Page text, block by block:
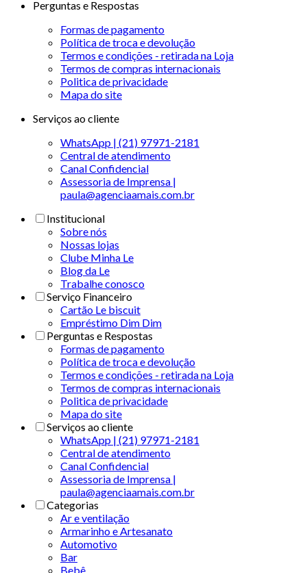
Perguntas e Respostas
Formas de pagamento
Política de troca e devolução
Termos e condições - retirada na Loja
Termos de compras internacionais
Politica de privacidade
Mapa do site
Serviços ao cliente
WhatsApp | (21) 97971-2181
Central de atendimento
Canal Confidencial
Assessoria de Imprensa |
paula@agenciaamais.com.br
Institucional
Sobre nós
Nossas lojas
Clube Minha Le
Blog da Le
Trabalhe conosco
Serviço Financeiro
Cartão Le biscuit
Empréstimo Dim Dim
Perguntas e Respostas
Formas de pagamento
Política de troca e devolução
Termos e condições - retirada na Loja
Termos de compras internacionais
Politica de privacidade
Mapa do site
Serviços ao cliente
WhatsApp | (21) 97971-2181
Central de atendimento
Canal Confidencial
Assessoria de Imprensa |
paula@agenciaamais.com.br
Categorias
Ar e ventilação
Armarinho e Artesanato
Automotivo
Bar
Bebê